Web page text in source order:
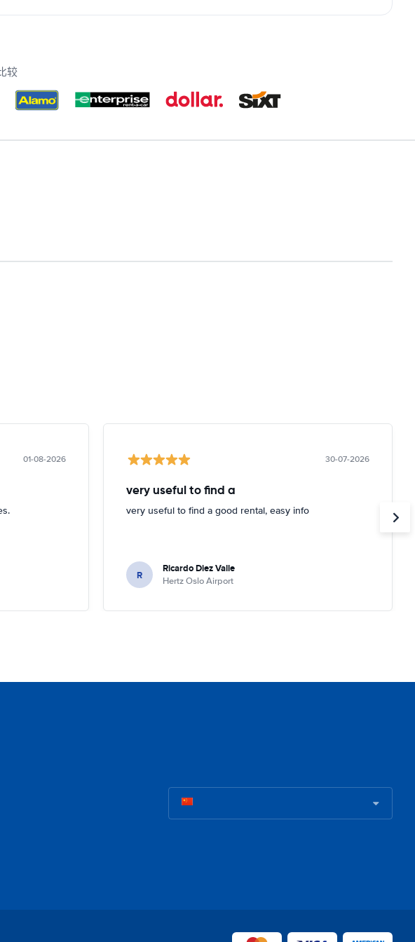
较
01-08-2026 30-07-2026
very useful to find a
very useful to find a good rental, easy info
R Ricardo Diez Valle
Hertz Oslo Airport